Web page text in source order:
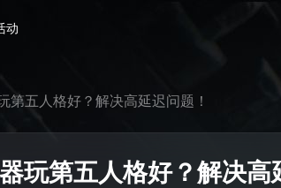
动
第五人格好？解决高延迟问题！
玩第五人格好？解决高